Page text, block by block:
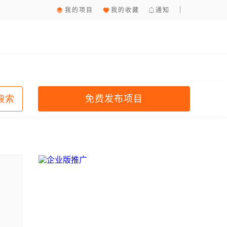
我的项目 我的收藏 通知
索 免费发布项目